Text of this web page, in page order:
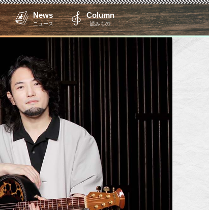
News
ニュース
Column
読みもの